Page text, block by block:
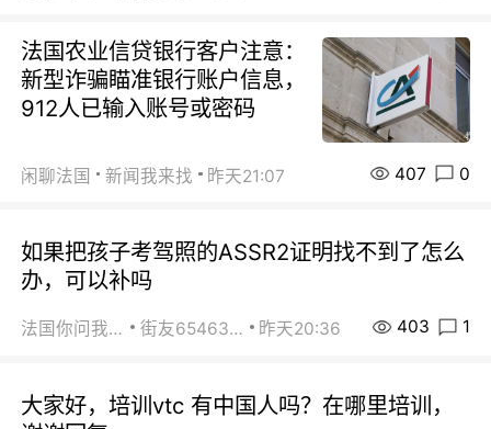
法国农业信贷银行客户注意：
新型诈骗瞄准银行账户信息，
912人已输入账号或密码
闲聊法国 新闻我来找 昨天21:07 407 0
如果把孩子考驾照的ASSR2证明找不到了怎么
办，可以补吗
法国你问我答 街友65463281 昨天20:36 403 1
大家好，培训vtc 有中国人吗？在哪里培训，